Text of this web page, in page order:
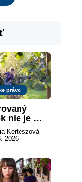
právo
nie je
vec“: kedy
žiadať
Kertészová
2026